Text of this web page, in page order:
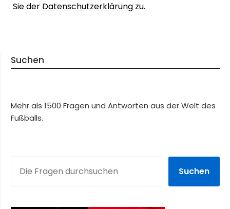
Sie der Datenschutzerklärung zu.
Suchen
Mehr als 1500 Fragen und Antworten aus der Welt des
Fußballs.
Suchen